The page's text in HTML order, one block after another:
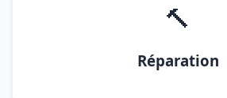
🔨
Réparation